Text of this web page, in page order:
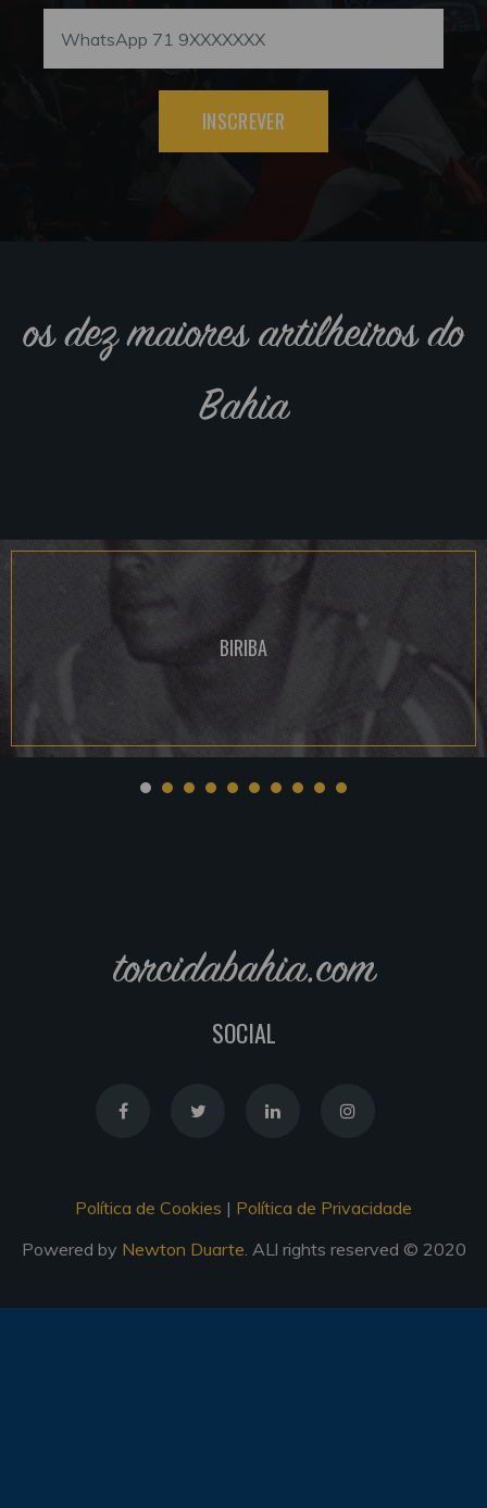
INSCREVER
os dez maiores artilheiros do
Bahia
BIRIBA
torcidabahia.com
SOCIAL
Política de Cookies | Política de Privacidade
Powered by Newton Duarte . ALl rights reserved © 2020